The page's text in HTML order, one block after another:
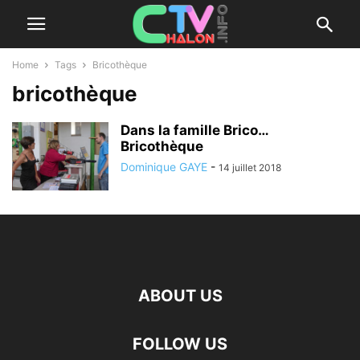
Home Tags Bricothèque
bricothèque
Dans la famille Brico…
Bricothèque
Dominique GAYE - 14 juillet 2018
ABOUT US
FOLLOW US